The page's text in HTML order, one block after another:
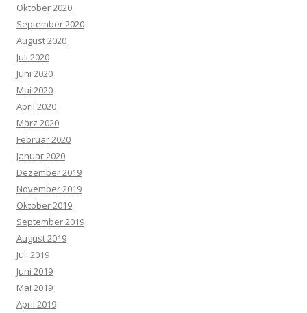
Oktober 2020
September 2020
August 2020
Juli 2020
Juni 2020
Mai 2020
April 2020
März 2020
Februar 2020
Januar 2020
Dezember 2019
November 2019
Oktober 2019
September 2019
August 2019
Juli 2019
Juni 2019
Mai 2019
April 2019